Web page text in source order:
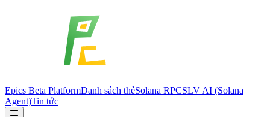
Epics Beta PlatformDanh sách thẻSolana RPCSLV AI (Solana
Agent)Tin tức